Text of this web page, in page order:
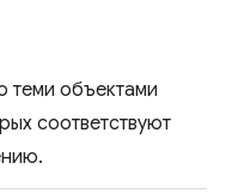
теми объектами
соответствуют